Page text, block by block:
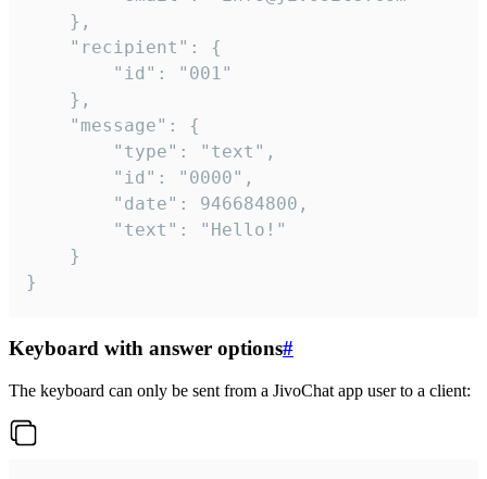
}
Keyboard with answer options#
The keyboard can only be sent from a JivoChat app user to a client: